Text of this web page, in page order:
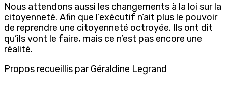
Nous attendons aussi les changements à la loi sur la
citoyenneté. Afin que l’exécutif n’ait plus le pouvoir
de reprendre une citoyenneté octroyée. Ils ont dit
qu’ils vont le faire, mais ce n’est pas encore une
réalité.
Propos recueillis par Géraldine Legrand